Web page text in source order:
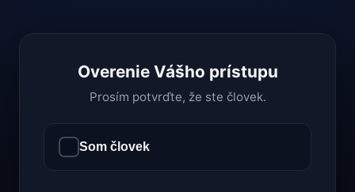
Overenie Vášho prístupu
Prosím potvrďte, že ste človek.
Som človek